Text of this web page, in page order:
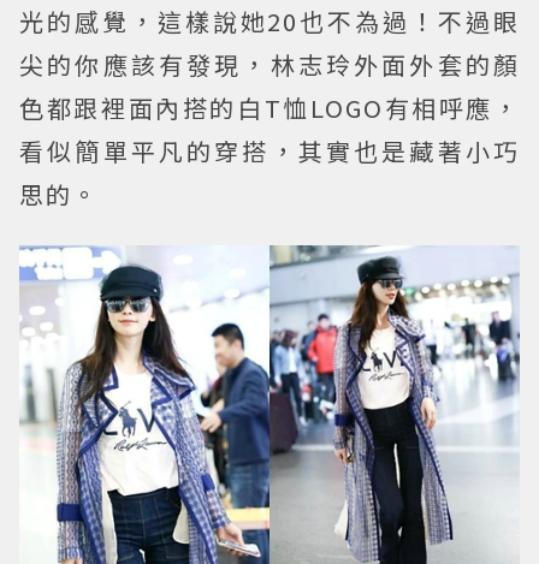
光的感覺，這樣說她20也不為過！不過眼
尖的你應該有發現，林志玲外面外套的顏
色都跟裡面內搭的白T恤LOGO有相呼應，
看似簡單平凡的穿搭，其實也是藏著小巧
思的。